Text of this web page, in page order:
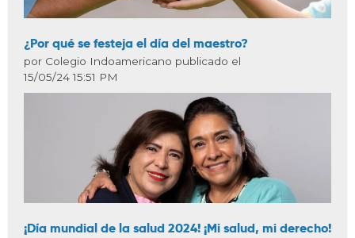
¿Por qué se festeja el día del maestro?
por Colegio Indoamericano publicado el
15/05/24 15:51 PM
¡Día mundial de la salud 2024! ¡Mi salud, mi derecho!